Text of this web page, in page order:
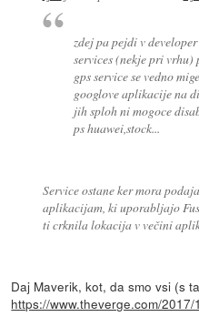
zdej pa pejdi v
services (nekje pri vrhu)
gps service se vedno
googlove aplikacije na
jih sploh ni mogoce
ps huawei,stock...
Service ostane ker mora
aplikacijam, ki uporabljajo
ti crknila lokacija v večini
Daj Maverik, kot, da smo vsi (s
https://www.theverge.com/